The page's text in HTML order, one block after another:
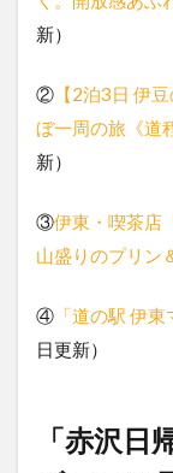
新）
② 【2泊3日 伊
ぼ一周の旅《道
新）
③伊東・喫茶店
山盛りのプリン
④ 「道の駅 伊
日更新）
「赤沢